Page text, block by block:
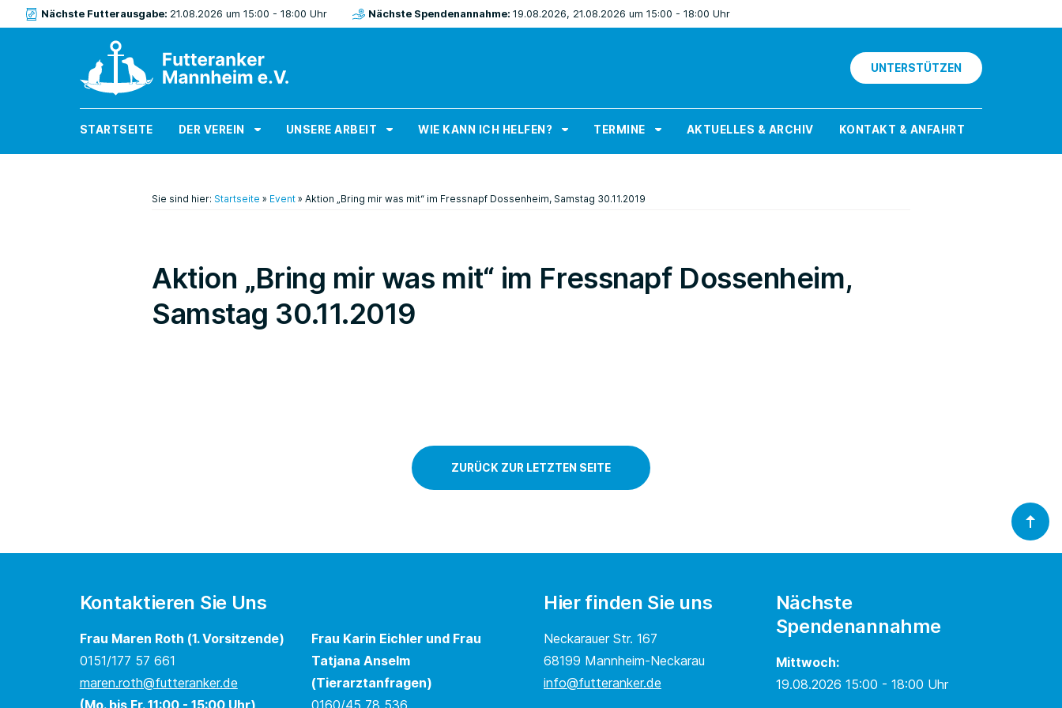
Nächste Futterausgabe: 21.08.2026 um 15:00 - 18:00 Uhr Nächste Spendenannahme: 19.08.2026, 21.08.2026 um 15:00 - 18:00 Uhr
UNTERSTÜTZEN
STARTSEITE DER VEREIN UNSERE ARBEIT WIE KANN ICH HELFEN? TERMINE AKTUELLES & ARCHIV KONTAKT & ANFAHRT
Sie sind hier: Startseite » Event » Aktion „Bring mir was mit“ im Fressnapf Dossenheim, Samstag 30.11.2019
Aktion „Bring mir was mit“ im Fressnapf Dossenheim,
Samstag 30.11.2019
ZURÜCK ZUR LETZTEN SEITE
Kontaktieren Sie Uns
Frau Maren Roth (1. Vorsitzende)
0151/177 57 661
maren.roth@futteranker.de
(Mo. bis Fr. 11:00 - 15:00 Uhr)
Frau Karin Eichler und Frau
Tatjana Anselm
(Tierarztanfragen)
0160/45 78 536
Hier finden Sie uns
Neckarauer Str. 167
68199 Mannheim-Neckarau
info@futteranker.de
Nächste
Spendenannahme
Mittwoch:
19.08.2026 15:00 - 18:00 Uhr